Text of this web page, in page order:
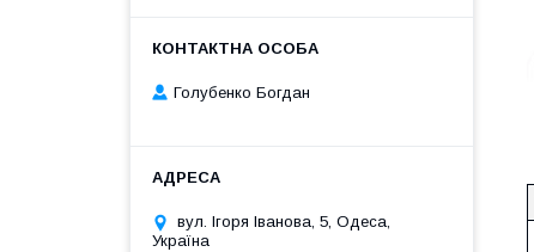
Голубенко Богдан
вул. Ігоря Іванова, 5, Одеса,
Україна